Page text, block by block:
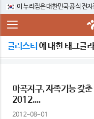
이 누리집은 대한민국 공식 전
클러스터 에 대한 태그클
마곡지구, 자족기능 갖
2012....
2012-08-01